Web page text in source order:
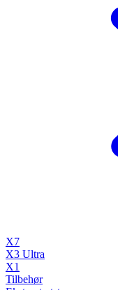
X7
X3 Ultra
X1
Tilbehør